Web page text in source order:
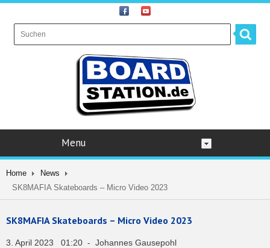
Menu
Home
News
SK8MAFIA Skateboards – Micro Video 2023
SK8MAFIA Skateboards – Micro Video 2023
3. April 2023 01:20 - Johannes Gausepohl